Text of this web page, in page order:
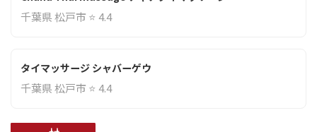
千葉県 松戸市 ⭐ 4.4
タイマッサージ シャバーゲウ
千葉県 松戸市 ⭐ 4.4